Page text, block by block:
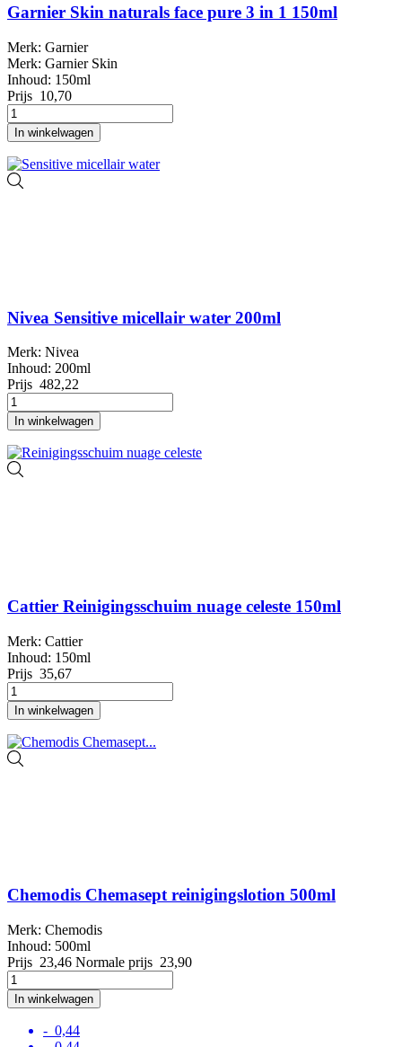
Garnier Skin naturals face pure 3 in 1 150ml
Merk: Garnier
Merk: Garnier Skin
Inhoud: 150ml
Prijs 10,70
In winkelwagen
Nivea Sensitive micellair water 200ml
Merk: Nivea
Inhoud: 200ml
Prijs 482,22
In winkelwagen
Cattier Reinigingsschuim nuage celeste 150ml
Merk: Cattier
Inhoud: 150ml
Prijs 35,67
In winkelwagen
Chemodis Chemasept reinigingslotion 500ml
Merk: Chemodis
Inhoud: 500ml
Prijs 23,46 Normale prijs 23,90
In winkelwagen
- 0,44